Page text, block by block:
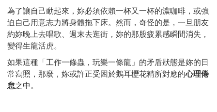
為了讓自己動起來，妳必須依賴一杯又一杯的濃咖啡，或強
迫自己用意志力將身體拖下床。然而，奇怪的是，一旦朋友
約妳晚上去唱歌、週末去逛街，妳的那股疲累感瞬間消失，
變得生龍活虎。
如果這種「工作一條蟲，玩樂一條龍」的矛盾狀態是妳的日
常寫照，那麼，妳或許正受困於鵝耳櫪花精所對應的心理倦
怠之中。